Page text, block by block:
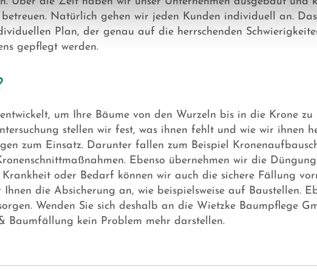
Natürlich gehen wir jeden Kunden individuell an.
Plan, der genau auf die herrschenden
gepflegt werden.
um Ihre Bäume von den Wurzeln bis in die Krone
stellen wir fest, was ihnen fehlt und wie wir ihnen
zum Einsatz. Darunter fallen zum Beispiel
Ebenso übernehmen wir die
oder Bedarf können wir auch die sichere Fällung
die Absicherung an, wie beispielsweise auf Baustellen.
Wenden Sie sich deshalb an die Wietzke Baumpflege
Baumfällung kein Problem mehr darstellen.